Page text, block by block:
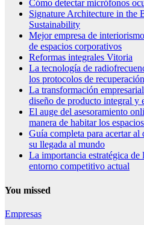
Cómo detectar micrófonos
Signature Architecture in the
Sustainability
Mejor empresa de
de espacios corporativos
Reformas integrales Vitoria
La tecnología de
los protocolos de
La transformación
diseño de producto integral y
El auge del asesoramiento
manera de habitar los
Guía completa para acertar al
su llegada al mundo
La importancia estratégica
entorno competitivo actual
You missed
Empresas